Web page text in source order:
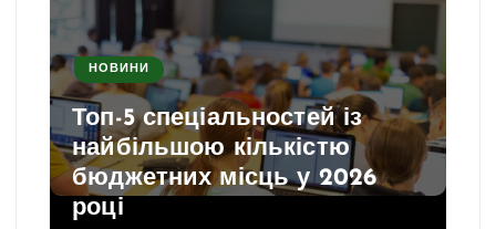
НОВИНИ
Топ-5 спеціальностей із
найбільшою кількістю
бюджетних місць у 2026
році